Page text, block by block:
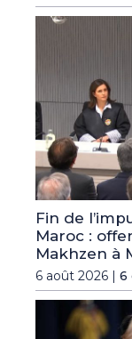
Fin de
Maroc :
Makhzen à
6 août 2026 | 6